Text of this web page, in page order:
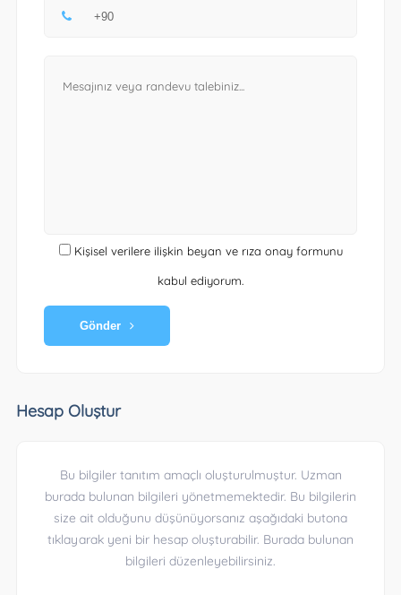
Kişisel verilere ilişkin beyan ve rıza onay formunu
kabul ediyorum.
Gönder
Hesap Oluştur
Bu bilgiler tanıtım amaçlı oluşturulmuştur. Uzman
burada bulunan bilgileri yönetmemektedir. Bu bilgilerin
size ait olduğunu düşünüyorsanız aşağıdaki butona
tıklayarak yeni bir hesap oluşturabilir. Burada bulunan
bilgileri düzenleyebilirsiniz.